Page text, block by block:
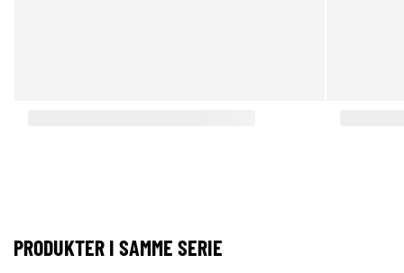
PRODUKTER I SAMME SERIE